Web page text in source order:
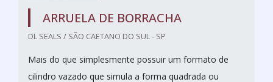
ARRUELA DE BORRACHA
DL SEALS / SÃO CAETANO DO SUL - SP
Mais do que simplesmente possuir um formato de
cilindro vazado que simula a forma quadrada ou